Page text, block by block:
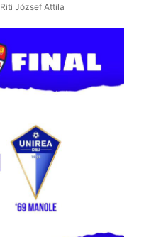
Riti József Attila